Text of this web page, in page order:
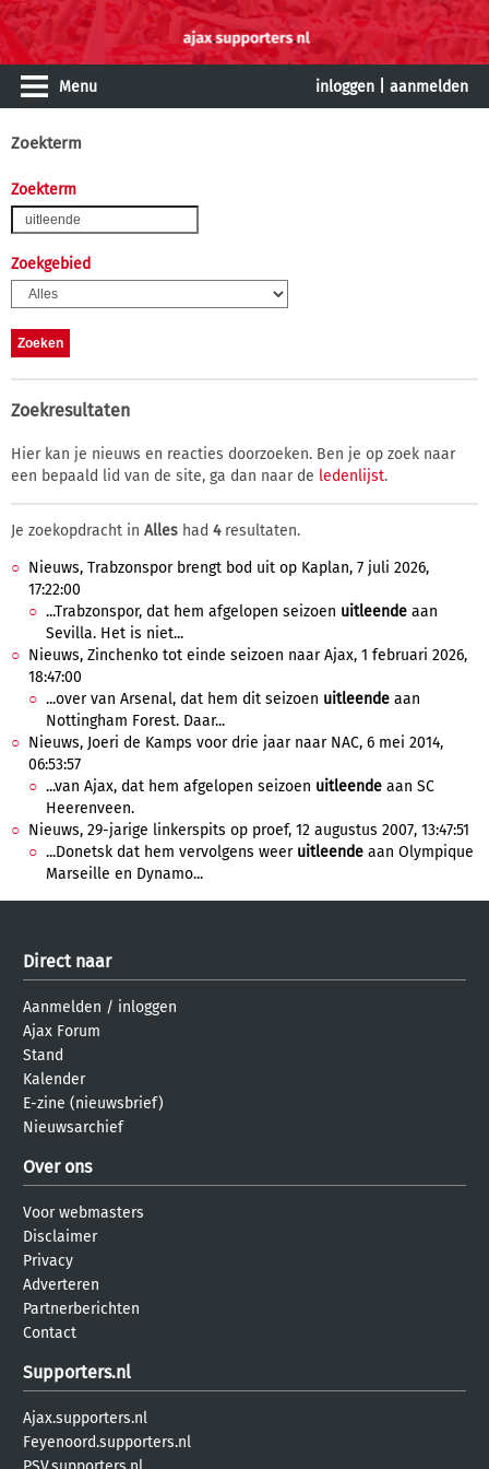
Menu inloggen aanmelden
Zoekterm
Zoekterm
Zoekgebied
Zoekresultaten
Hier kan je nieuws en reacties doorzoeken. Ben je op zoek naar
een bepaald lid van de site, ga dan naar de ledenlijst.
Je zoekopdracht in Alles had 4resultaten.
Nieuws, Trabzonspor brengt bod uit op Kaplan, 7 juli 2026,
17:22:00
...Trabzonspor, dat hem afgelopen seizoen uitleende aan
Sevilla. Het is niet...
Nieuws, Zinchenko tot einde seizoen naar Ajax, 1 februari 2026,
18:47:00
...over van Arsenal, dat hem dit seizoen uitleende aan
Nottingham Forest. Daar...
Nieuws, Joeri de Kamps voor drie jaar naar NAC, 6 mei 2014,
06:53:57
...van Ajax, dat hem afgelopen seizoen uitleende aan SC
Heerenveen.
Nieuws, 29-jarige linkerspits op proef, 12 augustus 2007, 13:47:51
...Donetsk dat hem vervolgens weer uitleende aan Olympique
Marseille en Dynamo...
Direct naar
Aanmelden / inloggen
Ajax Forum
Stand
Kalender
E-zine (nieuwsbrief)
Nieuwsarchief
Over ons
Voor webmasters
Disclaimer
Privacy
Adverteren
Partnerberichten
Contact
Supporters.nl
Ajax.supporters.nl
Feyenoord.supporters.nl